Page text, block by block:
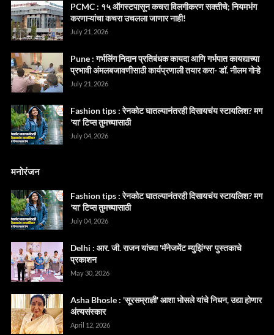
PCMC : १५ ऑगस्टपासून कचरा विलगीकरण सक्तीचे; नियमभंग
करणाऱ्यांचा कचरा उचलला जाणार नाही!
July 21, 2026
Pune : गर्भलिंग निदान प्रतिबंधक कायदा आणि गर्भपात कायद्याच्या
प्रभावी अंमलबजावणीसाठी कार्यप्रणाली तयार करा- डॉ. नीलम गोऱ्हे
July 21, 2026
Fashion tips : रेनकोट घातल्यानंतरही दिसायचंय स्टायलिश? मग
'या' टिप्स तुमच्यासाठी
July 04, 2026
मनोरंजन
Fashion tips : रेनकोट घातल्यानंतरही दिसायचंय स्टायलिश? मग
'या' टिप्स तुमच्यासाठी
July 04, 2026
Delhi : आर. जी. राजन यांच्या 'मॅनेजमेंट म्युझिंग्स' पुस्तकाचे
प्रकाशन
May 30, 2026
Asha Bhosle : 'सूरसम्राज्ञी' आशा भोसले यांचे निधन, उद्या होणार
अंत्यसंस्कार
April 12, 2026